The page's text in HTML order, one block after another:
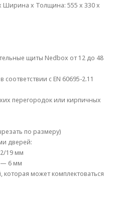
Ширина x Толщина: 555 x 330 x
щиты Nedbox от 12 до 48
с EN 60695-2.11
перегородок или кирпичных
по размеру)
дверей:
19 мм
— 6 мм
может комплектоваться